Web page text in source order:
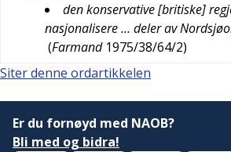
den konservative [britiske]
nasjonalisere … deler av
(Farmand 1975/38/64/2)
Siter denne ordartikkelen
Er du fornøyd med NAOB?
Bli med og bidra!